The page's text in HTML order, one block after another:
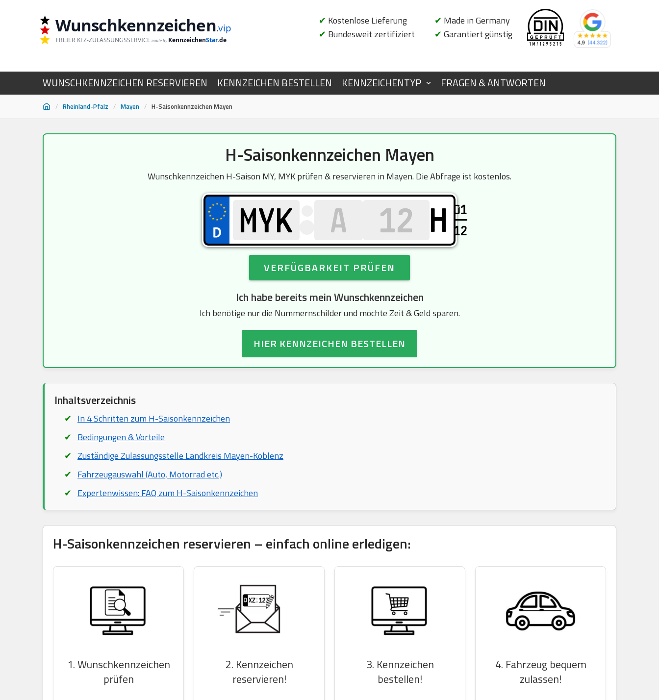
Wunschkennzeichen.vip
FREIER KFZ-ZULASSUNGSSERVICE made by KennzeichenStar.de
✔ Kostenlose Lieferung
✔ Bundesweit zertifiziert
✔ Made in Germany
✔ Garantiert günstig
WUNSCHKENNZEICHEN RESERVIEREN KENNZEICHEN BESTELLEN KENNZEICHENTYP FRAGEN & ANTWORTEN
/ Rheinland-Pfalz / Mayen / H-Saisonkennzeichen Mayen
H-Saisonkennzeichen Mayen
Wunschkennzeichen H-Saison MY, MYK prüfen & reservieren in Mayen. Die Abfrage ist kostenlos.
H
01
12
VERFÜGBARKEIT PRÜFEN
Ich habe bereits mein Wunschkennzeichen
Ich benötige nur die Nummernschilder und möchte Zeit & Geld sparen.
HIER KENNZEICHEN BESTELLEN
Inhaltsverzeichnis
In 4 Schritten zum H-Saisonkennzeichen
Bedingungen & Vorteile
Zuständige Zulassungsstelle Landkreis Mayen-Koblenz
Fahrzeugauswahl (Auto, Motorrad etc.)
Expertenwissen: FAQ zum H-Saisonkennzeichen
H-Saisonkennzeichen reservieren – einfach online erledigen:
1. Wunschkennzeichen
prüfen
2. Kennzeichen
reservieren!
3. Kennzeichen
bestellen!
4. Fahrzeug bequem
zulassen!